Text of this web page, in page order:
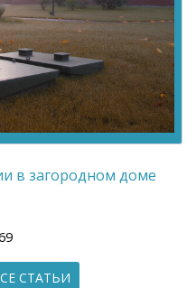
в загородном доме
СТАТЬИ